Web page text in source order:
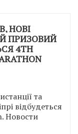
НОВІ
ПРИЗОВИЙ
4TH